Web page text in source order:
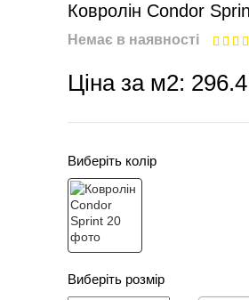
Ковролін Condor
Немає в наявності
Ціна за м2:
Виберіть колір
Виберіть розмір